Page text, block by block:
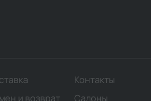
Контакты
и возврат Салоны